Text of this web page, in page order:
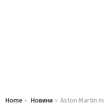
You are here:
Home Новини Aston Martin покаже, як зробити гібрид з 3-літрового